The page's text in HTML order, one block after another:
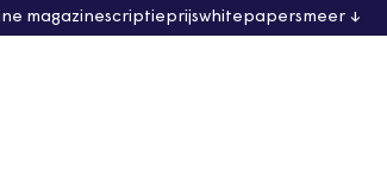
magazinescriptieprijswhitepapersmeer